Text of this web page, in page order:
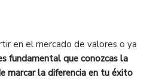
en el mercado de valores o ya
fundamental que conozcas la
marcar la diferencia en tu éxito